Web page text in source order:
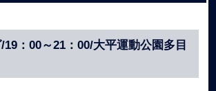
19：00～21：00/大平運動公園多目